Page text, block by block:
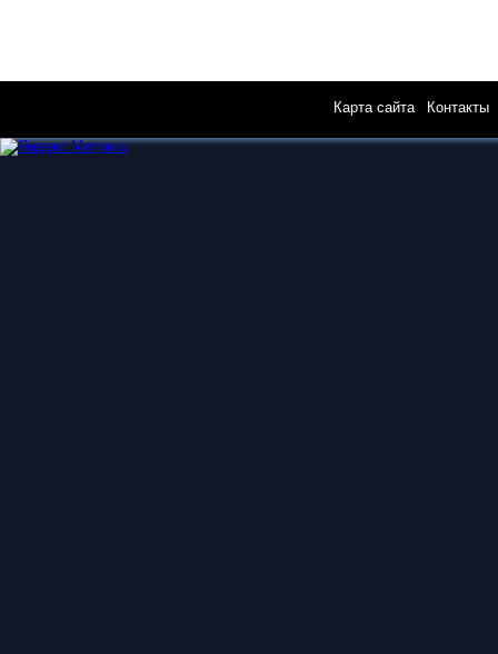
Карта сайта| Контакты